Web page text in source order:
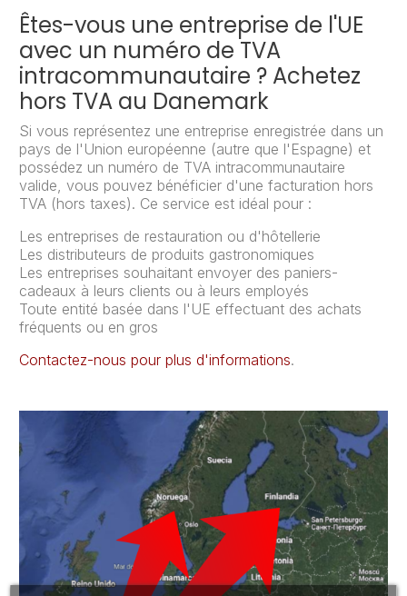
Êtes-vous une entreprise de l'UE
avec un numéro de TVA
intracommunautaire ? Achetez
hors TVA au Danemark
Si vous représentez une entreprise enregistrée dans un
pays de l'Union européenne (autre que l'Espagne) et
possédez un numéro de TVA intracommunautaire
valide, vous pouvez bénéficier d'une facturation hors
TVA (hors taxes). Ce service est idéal pour :
Les entreprises de restauration ou d'hôtellerie
Les distributeurs de produits gastronomiques
Les entreprises souhaitant envoyer des paniers-
cadeaux à leurs clients ou à leurs employés
Toute entité basée dans l'UE effectuant des achats
fréquents ou en gros
Contactez-nous pour plus d'informations.